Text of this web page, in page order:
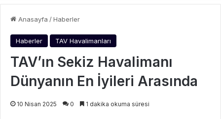
Anasayfa /Haberler
Haberler TAV Havalimanları
TAV’ın Sekiz Havalimanı
Dünyanın En İyileri Arasında
10 Nisan 2025 0 1 dakika okuma süresi